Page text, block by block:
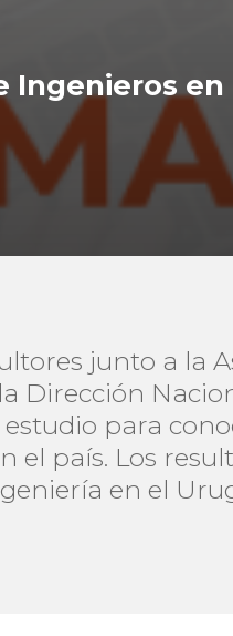
Ingenieros
junto a la
Dirección
para
el país. Los
en el